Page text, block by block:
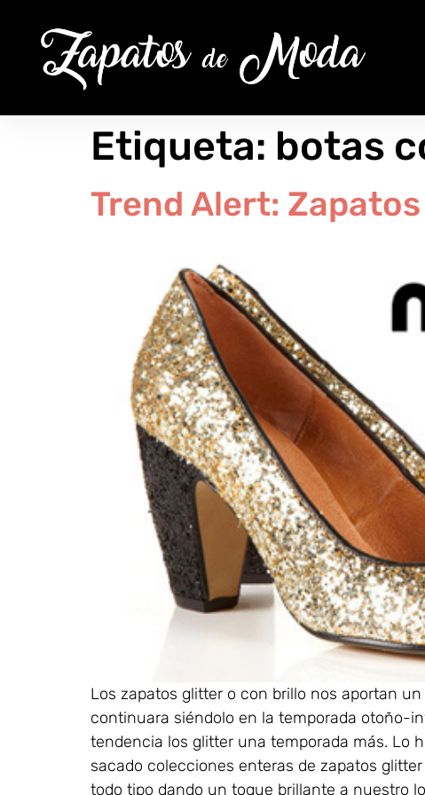
Etiqueta: botas
Trend Alert:
Los zapatos glitter o con brillo nos aportan
continuara siéndolo en la temporada otoño-
tendencia los glitter una temporada más. Lo
sacado colecciones enteras de zapatos
todo tipo dando un toque brillante a nuestro